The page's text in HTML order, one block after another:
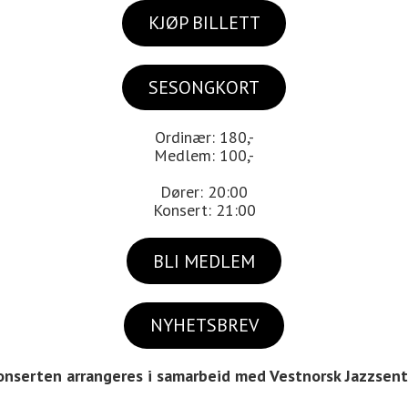
KJØP BILLETT
SESONGKORT
Ordinær: 180,-
Medlem: 100,-
Dører: 20:00
Konsert: 21:00
BLI MEDLEM
NYHETSBREV
arrangeres i samarbeid med Vestnorsk